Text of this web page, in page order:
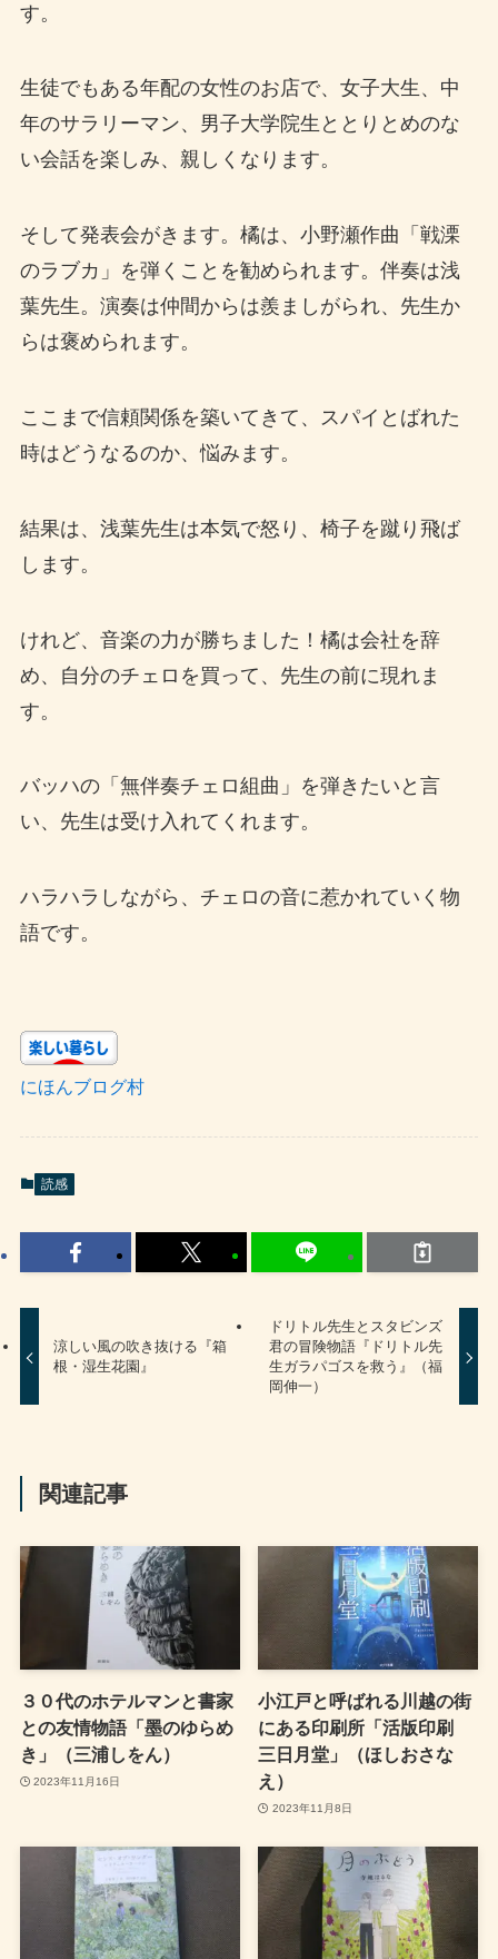
す。
生徒でもある年配の女性のお店で、女子大生、中
年のサラリーマン、男子大学院生ととりとめのな
い会話を楽しみ、親しくなります。
そして発表会がきます。橘は、小野瀬作曲「戦溧
のラブカ」を弾くことを勧められます。伴奏は浅
葉先生。演奏は仲間からは羨ましがられ、先生か
らは褒められます。
ここまで信頼関係を築いてきて、スパイとばれた
時はどうなるのか、悩みます。
結果は、浅葉先生は本気で怒り、椅子を蹴り飛ば
します。
けれど、音楽の力が勝ちました！橘は会社を辞
め、自分のチェロを買って、先生の前に現れま
す。
バッハの「無伴奏チェロ組曲」を弾きたいと言
い、先生は受け入れてくれます。
ハラハラしながら、チェロの音に惹かれていく物
語です。
にほんブログ村
読感
涼しい風の吹き抜ける『箱
根・湿生花園』
ドリトル先生とスタビンズ
君の冒険物語『ドリトル先
生ガラパゴスを救う』（福
岡伸一）
関連記事
３０代のホテルマンと書家
との友情物語「墨のゆらめ
き」（三浦しをん）
2023年11月16日
小江戸と呼ばれる川越の街
にある印刷所「活版印刷
三日月堂」（ほしおさな
え）
2023年11月8日